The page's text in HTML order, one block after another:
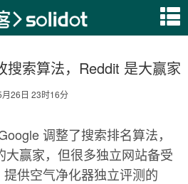
搜索算法，Reddit 是大赢家
26日 23时16分
调整了搜索排名算法，
大赢家，但很多独立网站备受
供空气净化器独立评测的